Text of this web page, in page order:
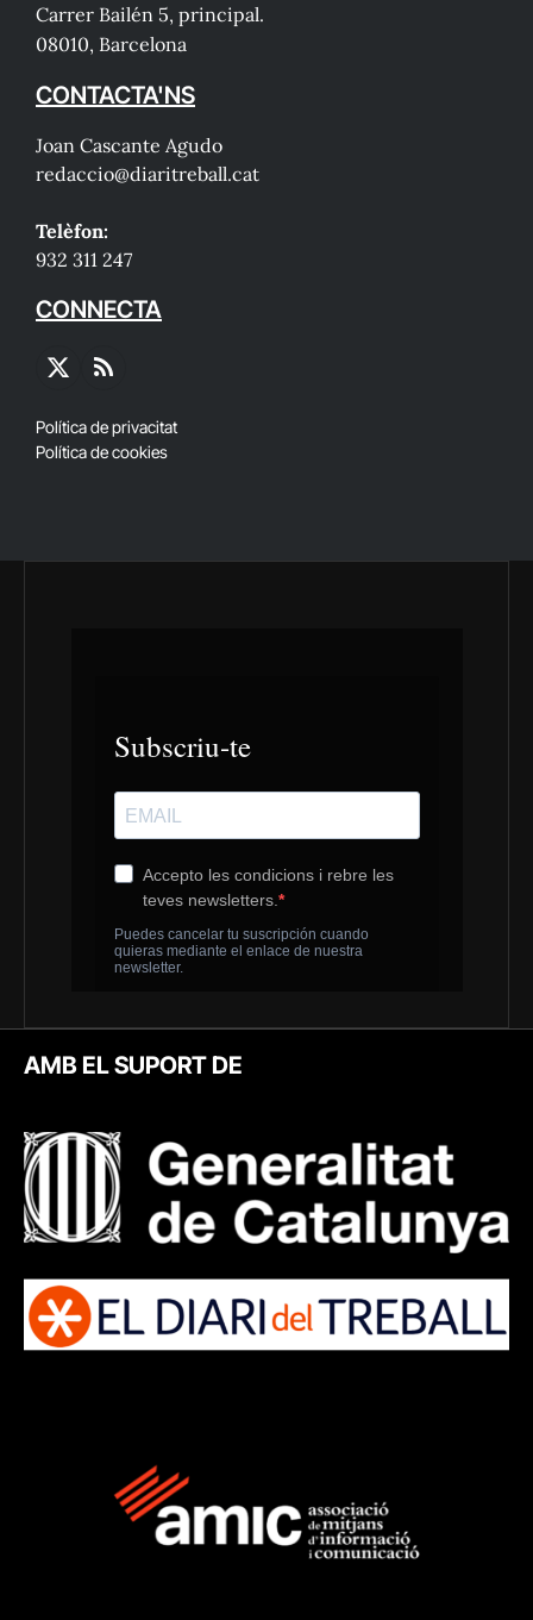
Carrer Bailén 5, principal.
08010, Barcelona
CONTACTA'NS
Joan Cascante Agudo
redaccio@diaritreball.cat
Telèfon:
932 311 247
CONNECTA
X
RSS
Política de privacitat
Política de cookies
AMB EL SUPORT DE